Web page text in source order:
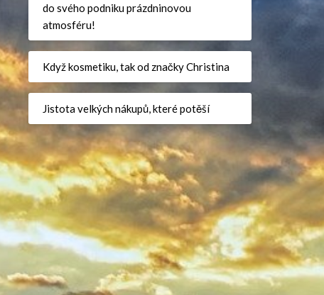
do svého podniku prázdninovou
atmosféru!
Když kosmetiku, tak od značky Christina
Jistota velkých nákupů, které potěší